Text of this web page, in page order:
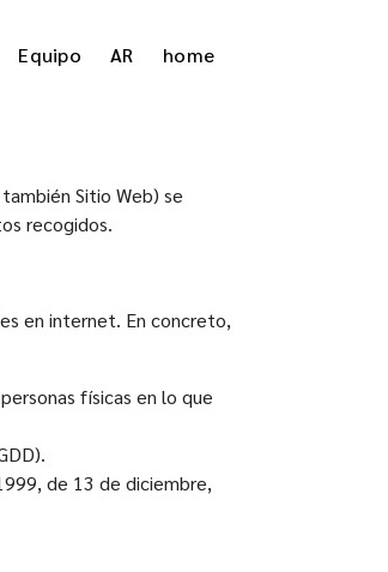
Equipo AR home
Sitio Web) se
recogidos.
en internet. En concreto,
físicas en lo que
de 13 de diciembre,